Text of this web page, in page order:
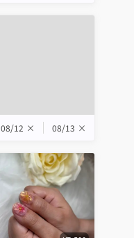
08/12 × 08/13 ×